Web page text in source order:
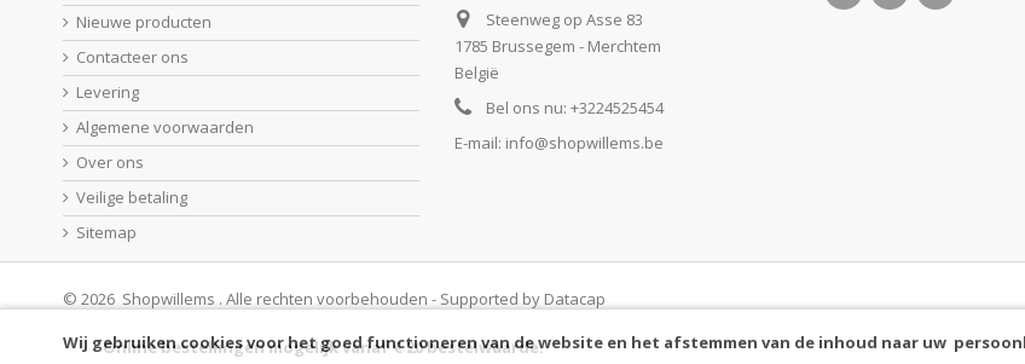
Nieuwe producten
Contacteer ons
Levering
Algemene voorwaarden
Over ons
Veilige betaling
Sitemap
Steenweg op Asse 83
1785 Brussegem - Merchtem
België
Bel ons nu: +3224525454
E-mail: info@shopwillems.be
© 2026 Shopwillems . Alle rechten voorbehouden - Supported by Datacap
Online bestellingen mogelijk vanaf € 20 bestelwaarde.
Wij gebruiken cookies voor het goed functioneren van de website en het afstemmen van de inhoud naar uw